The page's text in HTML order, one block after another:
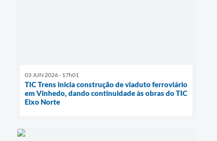
03 JUN 2026 - 17h01
TIC Trens inicia construção de viaduto ferroviário
em Vinhedo, dando continuidade às obras do TIC
Eixo Norte